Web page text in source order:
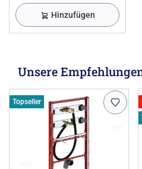
Hinzufügen
Unsere
Topseller